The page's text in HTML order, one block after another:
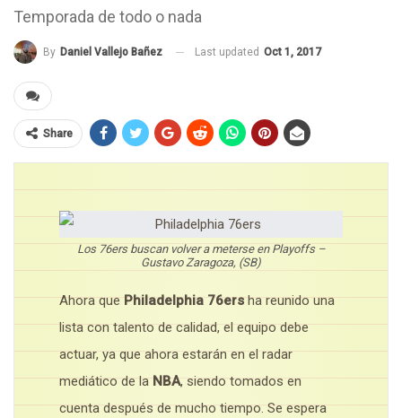
Temporada de todo o nada
By Daniel Vallejo Bañez Last updated Oct 1, 2017
Share
Los 76ers buscan volver a meterse en Playoffs –
Gustavo Zaragoza, (SB)
Ahora que Philadelphia 76ers ha reunido una
lista con talento de calidad, el equipo debe
actuar, ya que ahora estarán en el radar
mediático de la NBA, siendo tomados en
cuenta después de mucho tiempo. Se espera